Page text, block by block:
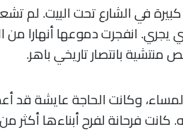
في الشارع تحت البيت. لم
يجري. انفجرت دموعها أنهارا من
بانتصار تاريخي باهر.
المساء، وكانت الحاجة عايشة
فرحانة لفرح أبناءها أكثر